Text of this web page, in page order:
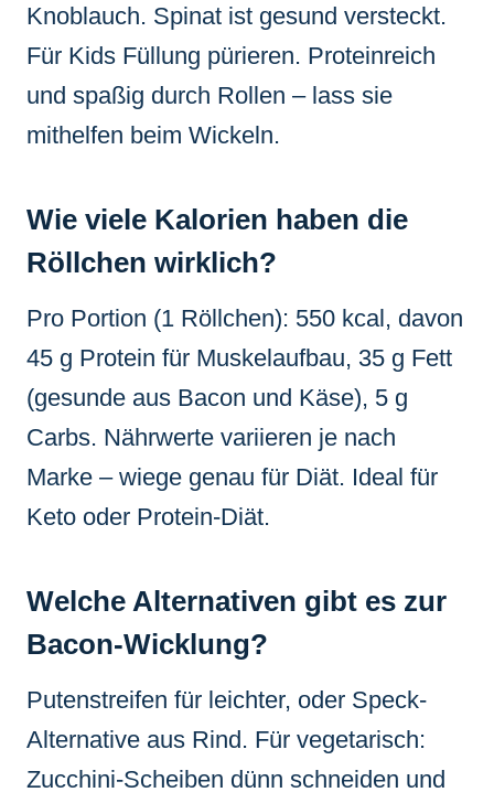
Knoblauch. Spinat ist gesund versteckt.
Für Kids Füllung pürieren. Proteinreich
und spaßig durch Rollen – lass sie
mithelfen beim Wickeln.
Wie viele Kalorien haben die
Röllchen wirklich?
Pro Portion (1 Röllchen): 550 kcal, davon
45 g Protein für Muskelaufbau, 35 g Fett
(gesunde aus Bacon und Käse), 5 g
Carbs. Nährwerte variieren je nach
Marke – wiege genau für Diät. Ideal für
Keto oder Protein-Diät.
Welche Alternativen gibt es zur
Bacon-Wicklung?
Putenstreifen für leichter, oder Speck-
Alternative aus Rind. Für vegetarisch:
Zucchini-Scheiben dünn schneiden und